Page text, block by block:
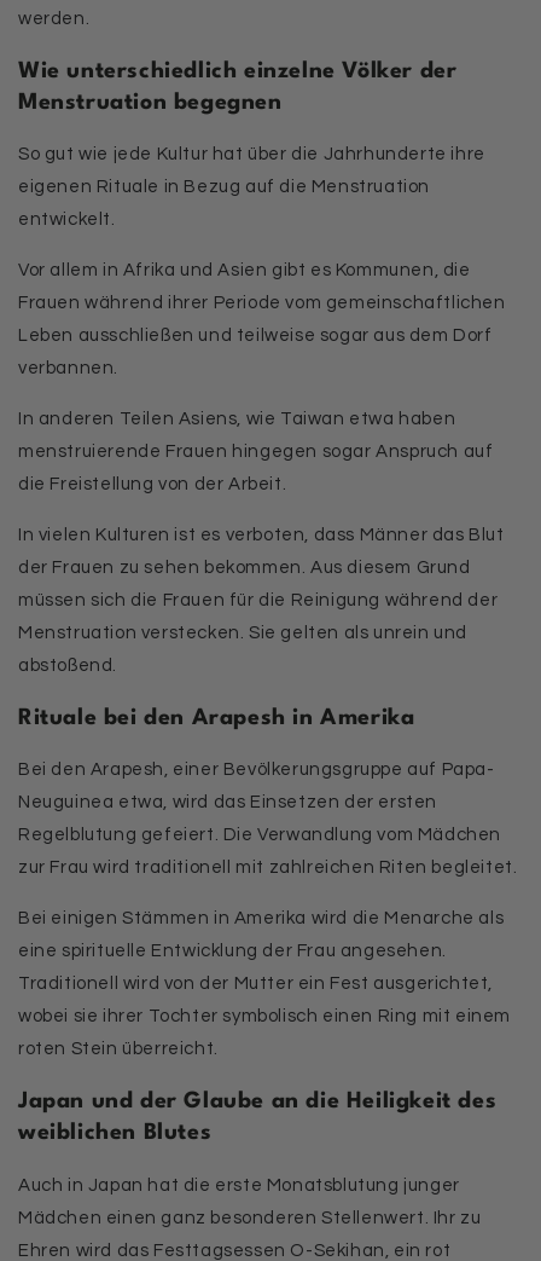
werden.
Wie unterschiedlich einzelne Völker der
Menstruation begegnen
So gut wie jede Kultur hat über die Jahrhunderte ihre
eigenen Rituale in Bezug auf die Menstruation
entwickelt.
Vor allem in Afrika und Asien gibt es Kommunen, die
Frauen während ihrer Periode vom gemeinschaftlichen
Leben ausschließen und teilweise sogar aus dem Dorf
verbannen.
In anderen Teilen Asiens, wie Taiwan etwa haben
menstruierende Frauen hingegen sogar Anspruch auf
die Freistellung von der Arbeit.
In vielen Kulturen ist es verboten, dass Männer das Blut
der Frauen zu sehen bekommen. Aus diesem Grund
müssen sich die Frauen für die Reinigung während der
Menstruation verstecken. Sie gelten als unrein und
abstoßend.
Rituale bei den Arapesh in Amerika
Bei den Arapesh, einer Bevölkerungsgruppe auf Papa-
Neuguinea etwa, wird das Einsetzen der ersten
Regelblutung gefeiert. Die Verwandlung vom Mädchen
zur Frau wird traditionell mit zahlreichen Riten begleitet.
Bei einigen Stämmen in Amerika wird die Menarche als
eine spirituelle Entwicklung der Frau angesehen.
Traditionell wird von der Mutter ein Fest ausgerichtet,
wobei sie ihrer Tochter symbolisch einen Ring mit einem
roten Stein überreicht.
Japan und der Glaube an die Heiligkeit des
weiblichen Blutes
Auch in Japan hat die erste Monatsblutung junger
Mädchen einen ganz besonderen Stellenwert. Ihr zu
Ehren wird das Festtagsessen O-Sekihan, ein rot